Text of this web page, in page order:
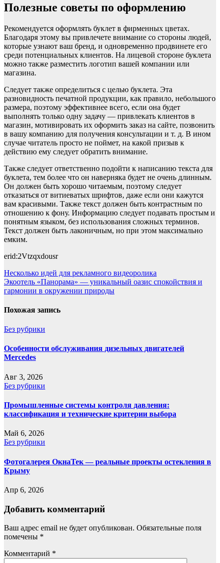
Полезные советы по оформлению
Рекомендуется оформлять буклет в фирменных цветах.
Благодаря этому вы привлечете внимание со стороны людей,
которые узнают ваш бренд, и одновременно продвинете его
среди потенциальных клиентов. На лицевой стороне буклета
можно также разместить логотип вашей компании или
магазина.
Следует также определиться с целью буклета. Эта
разновидность печатной продукции, как правило, небольшого
размера, поэтому эффективнее всего, если она будет
выполнять только одну задачу — привлекать клиентов в
магазин, мотивировать их оформить заказ на сайте, позвонить
в вашу компанию для получения консультации и т. д. В ином
случае читатель просто не поймет, на какой призыв к
действию ему следует обратить внимание.
Также следует ответственно подойти к написанию текста для
буклета, тем более что он наверняка будет не очень длинным.
Он должен быть хорошо читаемым, поэтому следует
отказаться от витиеватых шрифтов, даже если они кажутся
вам красивыми. Также текст должен быть контрастным по
отношению к фону. Информацию следует подавать простым и
понятным языком, без использования сложных терминов.
Текст должен быть лаконичным, но при этом максимально
емким.
erid:2Vtzqxdousr
Навигация
по
Несколько идей для рекламного видеоролика
Экоотель «Панорама» — уникальный оазис спокойствия и
гармонии в окружении природы
Похожая запись
Без рубрики
Особенности обслуживания дизельных двигателей
Mercedes
Авг 3, 2026
Без рубрики
Промышленные системы контроля давления:
классификация и технические критерии выбора
Май 6, 2026
Без рубрики
Фотогалерея ОкнаТек — реальные проекты остекления в
Крыму
Апр 6, 2026
Добавить комментарий
Ваш адрес email не будет опубликован. Обязательные поля
помечены *
Комментарий *